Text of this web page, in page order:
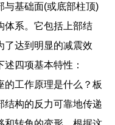
与基础面(或底部柱顶)
体系。它包括上部结
了达到明显的减震效
四项基本特性：
的工作原理是什么？板
结构的反力可靠地传递